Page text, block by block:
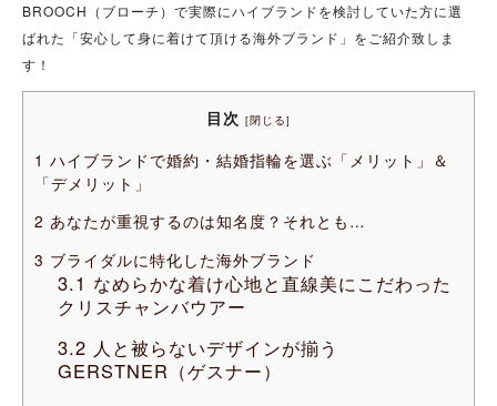
BROOCH（ブローチ）で実際にハイブランドを検討していた方に選
ばれた「安心して身に着けて頂ける海外ブランド」をご紹介致しま
す！
目次 [閉じる]
1 ハイブランドで婚約・結婚指輪を選ぶ「メリット」＆
「デメリット」
2 あなたが重視するのは知名度？それとも…
3 ブライダルに特化した海外ブランド
3.1 なめらかな着け心地と直線美にこだわった
クリスチャンバウアー
3.2 人と被らないデザインが揃う
GERSTNER（ゲスナー）